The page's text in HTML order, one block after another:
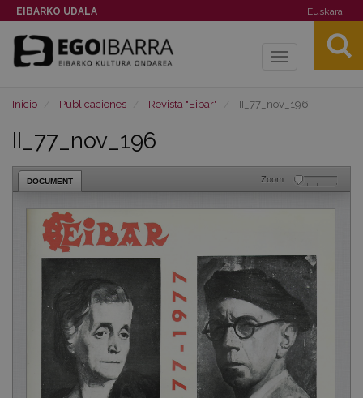
EIBARKO UDALA Euskara
Toggle
Inicio Publicaciones Revista "Eibar" II_77_nov_196
II_77_nov_196
DOCUMENT Zoom